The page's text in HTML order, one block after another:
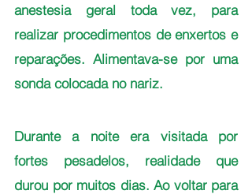
anestesia geral toda vez, para
realizar procedimentos de enxertos e
reparações. Alimentava-se por uma
sonda colocada no nariz.
Durante a noite era visitada por
fortes pesadelos, realidade que
durou por muitos dias. Ao voltar para